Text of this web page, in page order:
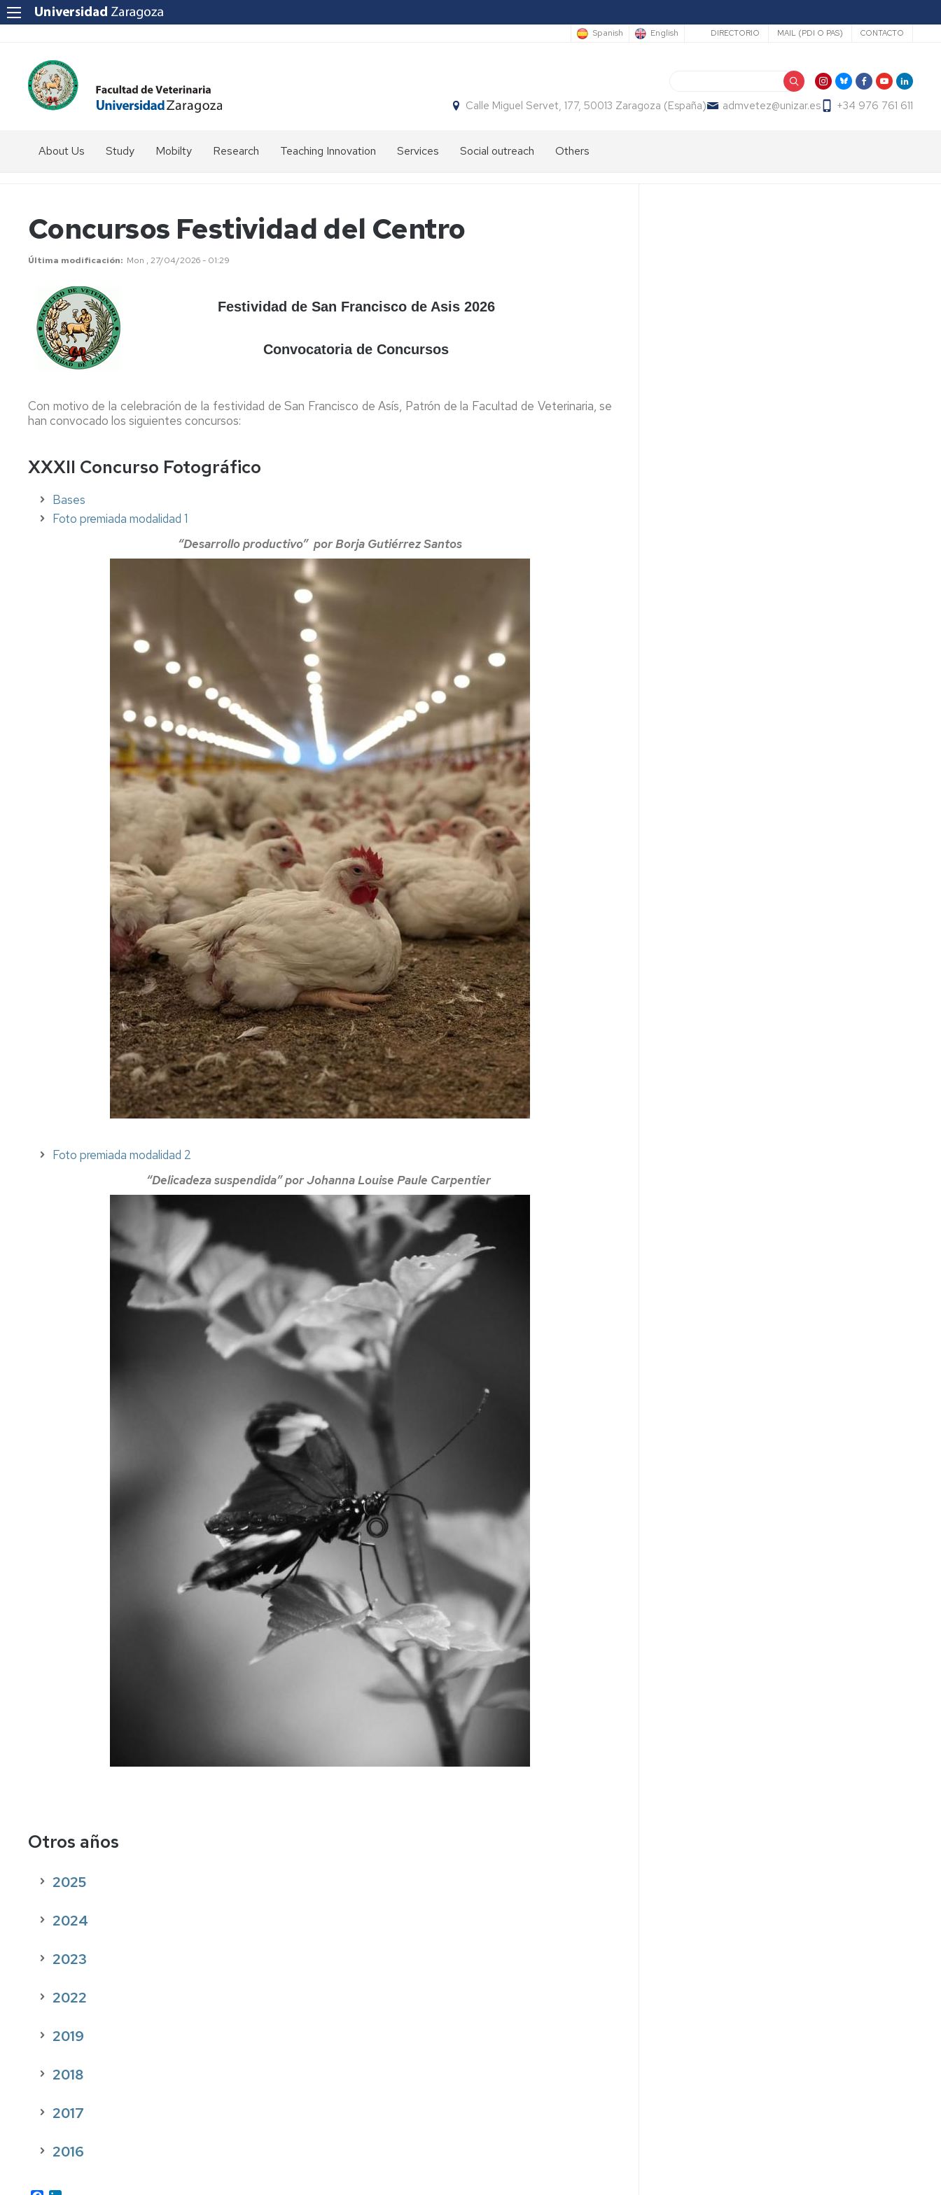
Spanish English Secundario
DIRECTORIO MAIL (PDI O PAS) CONTACTO
Calle Miguel Servet, 177, 50013 Zaragoza (España) admvetez@unizar.es +34 976 761 611
About Us
to
us?
Staff
Study Mobilty
coordinator
Americampus
Research Teaching Innovation Services Social outreach Others
Concursos Festividad del Centro
Última modificación Mon , 27/04/2026 - 01:29
Festividad de San Francisco de Asis 2026
Convocatoria de Concursos
Con motivo de la celebración de la festividad de San Francisco de Asís, Patrón de la Facultad de Veterinaria, se
han convocado los siguientes concursos:
XXXII Concurso Fotográfico
Bases
Foto premiada modalidad 1
“Desarrollo productivo” porBorja Gutiérrez Santos
Foto premiada modalidad 2
“Delicadeza suspendida” por Johanna Louise Paule Carpentier
Otros años
2025
2024
2023
2022
2019
2018
2017
2016